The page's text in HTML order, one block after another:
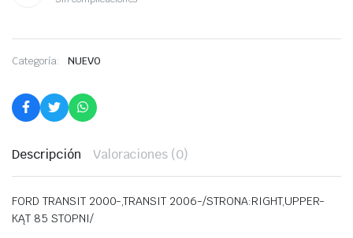
Categoría: NUEVO
Descripción Valoraciones (0)
FORD TRANSIT 2000-,TRANSIT 2006-/STRONA:RIGHT,UPPER-
KĄT 85 STOPNI/